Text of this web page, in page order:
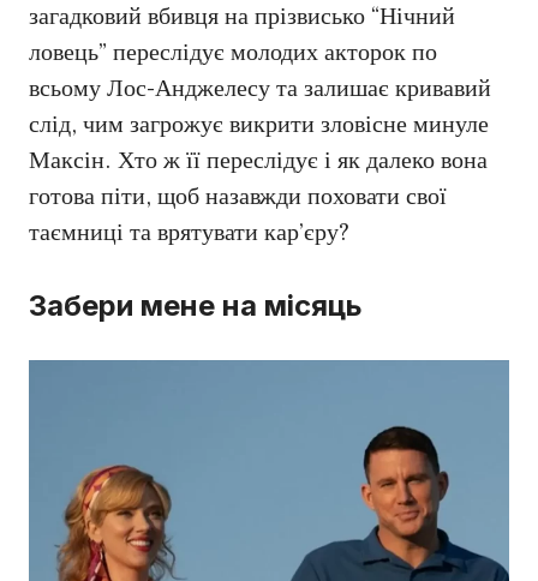
загадковий вбивця на прізвисько “Нічний
ловець” переслідує молодих акторок по
всьому Лос-Анджелесу та залишає кривавий
слід, чим загрожує викрити зловісне минуле
Максін. Хто ж її переслідує і як далеко вона
готова піти, щоб назавжди поховати свої
таємниці та врятувати кар’єру?
Забери мене на місяць